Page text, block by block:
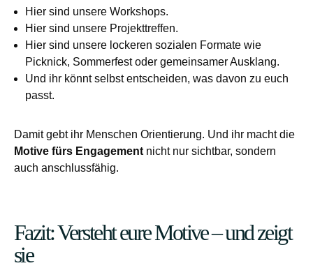
Hier sind unsere Workshops.
Hier sind unsere Projekttreffen.
Hier sind unsere lockeren sozialen Formate wie
Picknick, Sommerfest oder gemeinsamer Ausklang.
Und ihr könnt selbst entscheiden, was davon zu euch
passt.
Damit gebt ihr Menschen Orientierung. Und ihr macht die
Motive fürs Engagement nicht nur sichtbar, sondern
auch anschlussfähig.
Fazit: Versteht eure Motive – und zeigt
sie